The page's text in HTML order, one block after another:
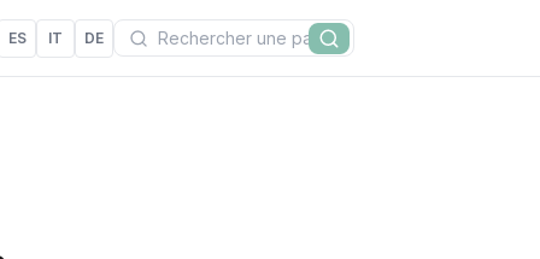
ES IT DE Recherchez
Rechercher